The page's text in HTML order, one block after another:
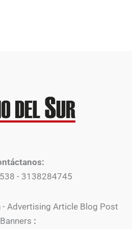
- 3138284745
Advertising Article Blog Post
Banners :